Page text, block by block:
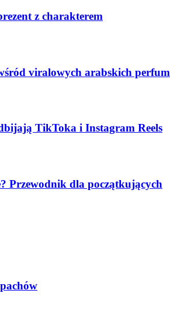
z charakterem
viralowych arabskich perfum
TikToka i Instagram Reels
Przewodnik dla początkujących